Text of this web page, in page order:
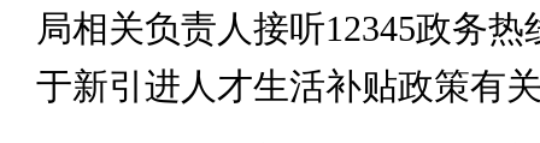
局相关负责人接听12345政务热
于新引进人才生活补贴政策有